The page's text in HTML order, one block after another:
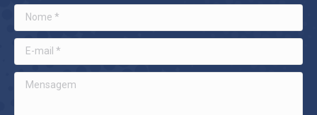
Nome *
E-mail *
Mensagem